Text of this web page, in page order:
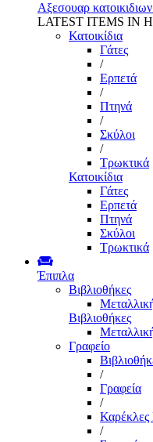
Αξεσουαρ κατοικιδιων
LATEST ITEMS IN
Κατοικίδια
Γάτες
/
Ερπετά
/
Πτηνά
/
Σκύλοι
/
Τρωκτικά
Κατοικίδια
Γάτες
Ερπετά
Πτηνά
Σκύλοι
Τρωκτικά
Έπιπλα
Βιβλιοθήκες
Βιβλιοθήκες
Γραφείο
/
Γραφεία
/
Καρέκλες
/